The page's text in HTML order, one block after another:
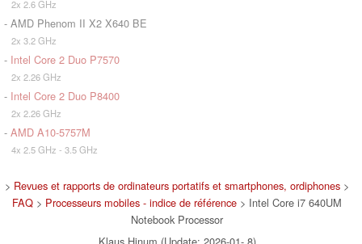
2x 2.6 GHz
- AMD Phenom II X2 X640 BE
2x 3.2 GHz
- Intel Core 2 Duo P7570
2x 2.26 GHz
- Intel Core 2 Duo P8400
2x 2.26 GHz
- AMD A10-5757M
4x 2.5 GHz - 3.5 GHz
> Revues et rapports de ordinateurs portatifs et smartphones, ordiphones >
FAQ > Processeurs mobiles - indice de référence > Intel Core i7 640UM
Notebook Processor
Klaus Hinum (Update: 2026-01- 8)